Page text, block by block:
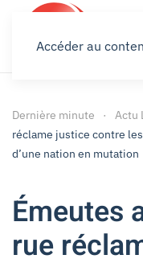
Accéder au
Dernière minute Actu
réclame justice contre
d’une nation en mutation
Émeutes
rue